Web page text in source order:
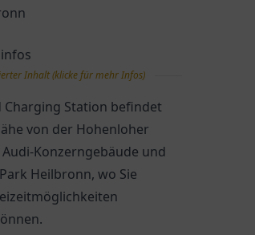
Inhalt (klicke für mehr Infos)
Charging Station befindet
von der Hohenloher
Konzerngebäude und
Heilbronn, wo Sie